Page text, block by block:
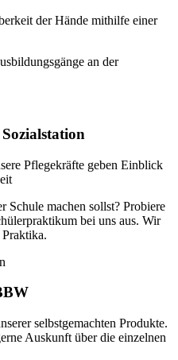
der Hände mithilfe einer
an der
Pflegekräfte geben Einblick
Schule machen sollst? Probiere
bei uns aus. Wir
selbstgemachten Produkte.
Auskunft über die einzelnen